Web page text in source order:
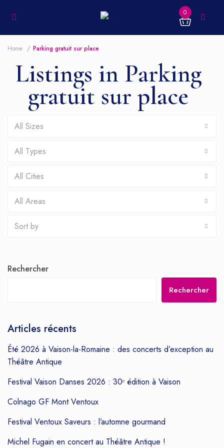
0
Home Parking gratuit sur place
Listings in Parking
gratuit sur place
All Sizes
All Types
All Cities
All Areas
Sort by
Rechercher
Rechercher
Articles récents
Été 2026 à Vaison-la-Romaine : des concerts d’exception au
Théâtre Antique
Festival Vaison Danses 2026 : 30ᵉ édition à Vaison
Colnago GF Mont Ventoux
Festival Ventoux Saveurs : l’automne gourmand
Michel Fugain en concert au Théâtre Antique !